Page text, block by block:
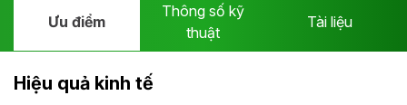
Ưu điểm
Thông số kỹ
thuật
Tài liệu
Hiệu quả kinh tế